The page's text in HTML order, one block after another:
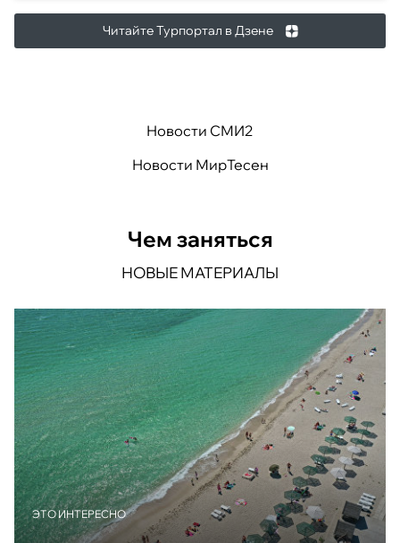
Читайте Турпортал в Дзене
Новости СМИ2
Новости МирТесен
Чем заняться
НОВЫЕ МАТЕРИАЛЫ
ЭТО ИНТЕРЕСНО